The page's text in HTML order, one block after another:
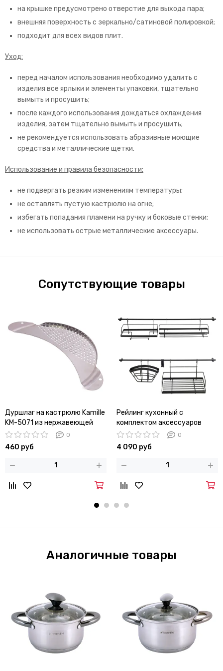
на крышке предусмотрено отверстие для выхода пара;
внешняя поверхность с зеркально/сатиновой полировкой;
подходит для всех видов плит.
Уход:
перед началом использования необходимо удалить с
изделия все ярлыки и элементы упаковки, тщательно
вымыть и просушить;
после каждого использования дождаться охлаждения
изделия, затем тщательно вымыть и просушить;
не рекомендуется использовать абразивные моющие
средства и металлические щетки.
Использование и правила безопасности:
не подвергать резким изменениям температуры;
не оставлять пустую кастрюлю на огне;
избегать попадания пламени на ручку и боковые стенки;
не использовать острые металлические аксессуары.
Сопутствующие товары
Дуршлаг на кастрюлю Kamille
KM-5071 из нержавеющей
стали
0
460 руб
Рейлинг кухонный с
комплектом аксессуаров
Kamille KM 8862
0
4 090 руб
Аналогичные товары